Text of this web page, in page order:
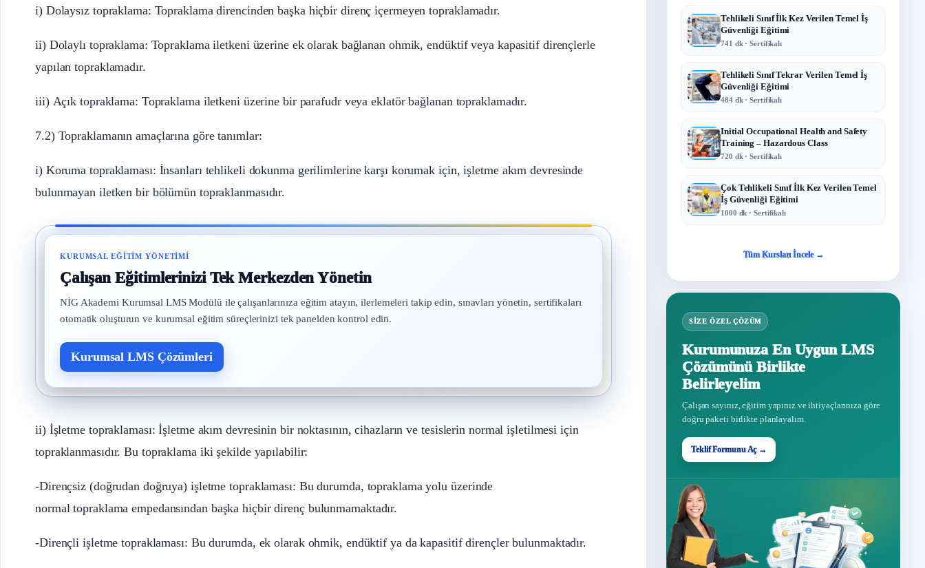
i) Dolaysız topraklama: Topraklama direncinden başka hiçbir direnç içermeyen topraklamadır.
ii) Dolaylı topraklama: Topraklama iletkeni üzerine ek olarak bağlanan ohmik, endüktif veya kapasitif dirençlerle
yapılan topraklamadır.
iii) Açık topraklama: Topraklama iletkeni üzerine bir parafudr veya eklatör bağlanan topraklamadır.
7.2) Topraklamanın amaçlarına göre tanımlar:
i) Koruma topraklaması: İnsanları tehlikeli dokunma gerilimlerine karşı korumak için, işletme akım devresinde
bulunmayan iletken bir bölümün topraklanmasıdır.
KURUMSAL EĞITIM YÖNETIMI
Çalışan Eğitimlerinizi Tek Merkezden Yönetin
NİG Akademi Kurumsal LMS Modülü ile çalışanlarınıza eğitim atayın, ilerlemeleri takip edin, sınavları yönetin, sertifikaları
otomatik oluşturun ve kurumsal eğitim süreçlerinizi tek panelden kontrol edin.
Kurumsal LMS Çözümleri
ii) İşletme topraklaması: İşletme akım devresinin bir noktasının, cihazların ve tesislerin normal işletilmesi için
topraklanmasıdır. Bu topraklama iki şekilde yapılabilir:
-Dirençsiz (doğrudan doğruya) işletme topraklaması: Bu durumda, topraklama yolu üzerinde
normal topraklama empedansından başka hiçbir direnç bulunmamaktadır.
-Dirençli işletme topraklaması: Bu durumda, ek olarak ohmik, endüktif ya da kapasitif dirençler bulunmaktadır.
Tehlikeli Sınıf İlk Kez Verilen Temel İş
Güvenliği Eğitimi
741 dk · Sertifikalı
Tehlikeli Sınıf Tekrar Verilen Temel İş
Güvenliği Eğitimi
484 dk · Sertifikalı
Initial Occupational Health and Safety
Training – Hazardous Class
720 dk · Sertifikalı
Çok Tehlikeli Sınıf İlk Kez Verilen Temel
İş Güvenliği Eğitimi
1000 dk · Sertifikalı
Tüm Kursları İncele →
SIZE ÖZEL ÇÖZÜM
Kurumunuza En Uygun LMS
Çözümünü Birlikte
Belirleyelim
Çalışan sayınız, eğitim yapınız ve ihtiyaçlarınıza göre
doğru paketi birlikte planlayalım.
Teklif Formunu Aç →